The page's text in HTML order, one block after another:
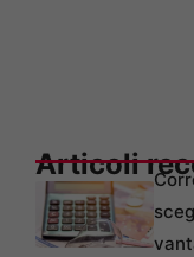
Articoli